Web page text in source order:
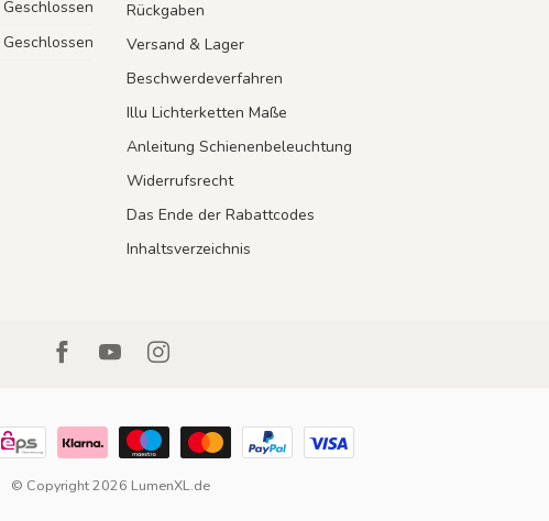
Geschlossen
Geschlossen
Rückgaben
Versand & Lager
Beschwerdeverfahren
Illu Lichterketten Maße
Anleitung Schienenbeleuchtung
Widerrufsrecht
Das Ende der Rabattcodes
Inhaltsverzeichnis
© Copyright 2026 LumenXL.de